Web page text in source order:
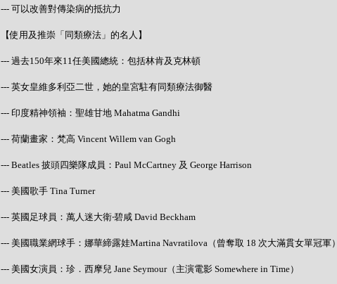
--- 可以改善對傳染病的抵抗力
【使用及推崇「同類療法」的名人】
--- 過去150年來11任美國總統：包括林肯及克林頓
--- 英女皇維多利亞二世，她的皇宮駐有同類療法御醫
--- 印度精神領袖：聖雄甘地 Mahatma Gandhi
--- 荷蘭畫家：梵高 Vincent Willem van Gogh
--- Beatles 披頭四樂隊成員：Paul McCartney 及 George Harrison
--- 美國歌手 Tina Turner
--- 英國足球員：萬人迷大衛‧碧咸 David Beckham
--- 美國職業網球手：娜華締露娃Martina Navratilova（曾奪取 18 次大滿貫女單冠軍
--- 美國女演員：珍．西摩兒 Jane Seymour（主演電影 Somewhere in Time）